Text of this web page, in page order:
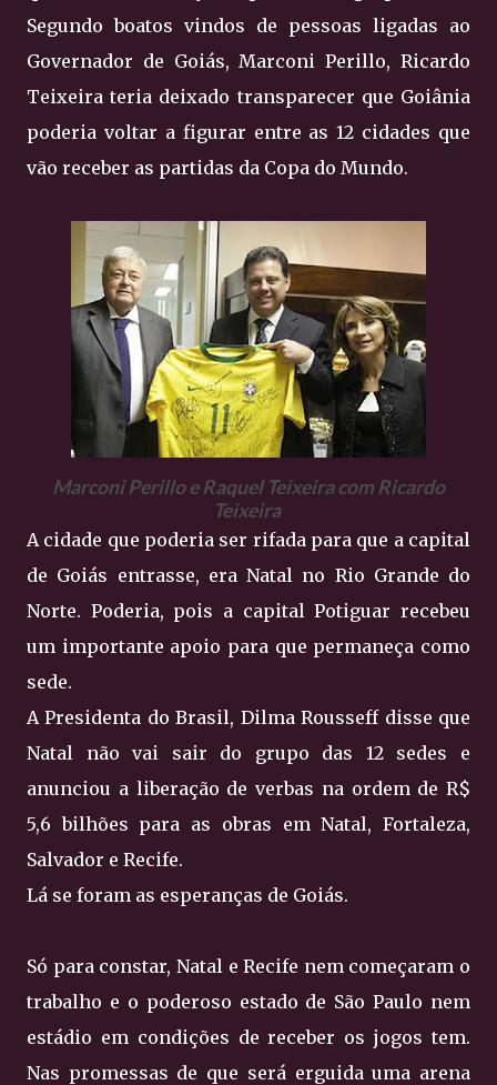
Segundo boatos vindos de pessoas ligadas ao
Governador de Goiás, Marconi Perillo, Ricardo
Teixeira teria deixado transparecer que Goiânia
poderia voltar a figurar entre as 12 cidades que
vão receber as partidas da Copa do Mundo.
Marconi Perillo e Raquel Teixeira com Ricardo
Teixeira
A cidade que poderia ser rifada para que a capital
de Goiás entrasse, era Natal no Rio Grande do
Norte. Poderia, pois a capital Potiguar recebeu
um importante apoio para que permaneça como
sede.
A Presidenta do Brasil, Dilma Rousseff disse que
Natal não vai sair do grupo das 12 sedes e
anunciou a liberação de verbas na ordem de R$
5,6 bilhões para as obras em Natal, Fortaleza,
Salvador e Recife.
Lá se foram as esperanças de Goiás.
Só para constar, Natal e Recife nem começaram o
trabalho e o poderoso estado de São Paulo nem
estádio em condições de receber os jogos tem.
Nas promessas de que será erguida uma arena